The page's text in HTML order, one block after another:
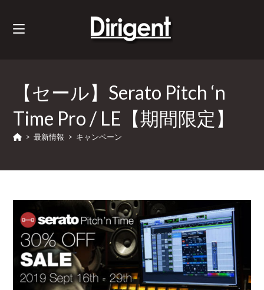
【セール】Serato Pitch ‘n
Time Pro / LE【期間限定】
> 最新情報 > キャンペーン